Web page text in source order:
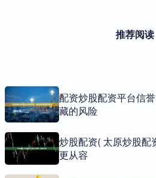
推荐阅读
配资炒股配资平台信
藏的风险
炒股配资( 太原炒股配
更从容